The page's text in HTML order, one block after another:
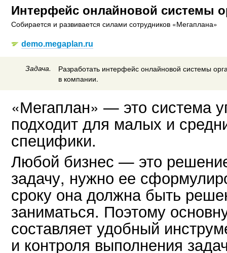
Интерфейс онлайновой системы
Собирается и развивается силами сотрудников «Мегаплана»
demo.megaplan.ru
Задача.
Разработать интерфейс онлайновой системы
в компании.
«Мегаплан» — это система
подходит для малых и
специфики.
Любой бизнес — это
задачу, нужно ее
сроку она должна быть
заниматься. Поэтому
составляет удобный
и контроля выполнения